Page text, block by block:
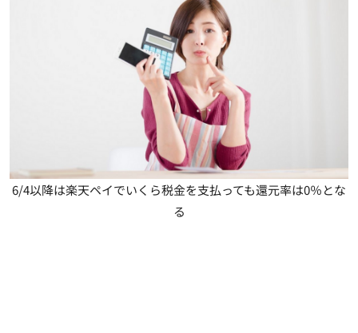
6/4以降は楽天ペイでいくら税金を支払っても還元率は0％とな
る